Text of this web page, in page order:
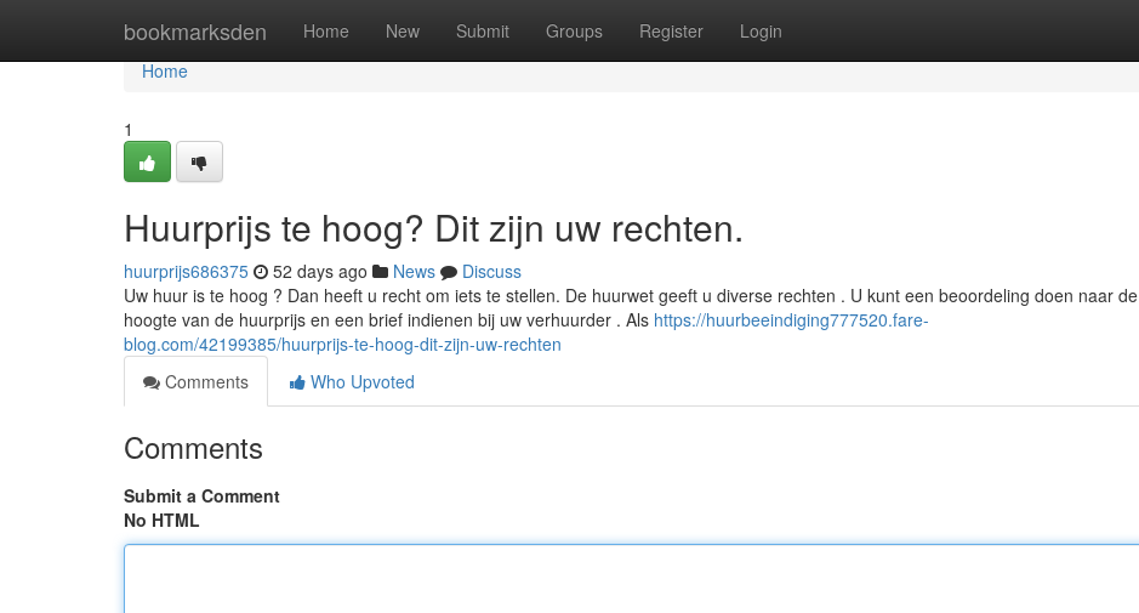
bookmarksden Home New Submit Groups Register Login
Home
Home
1
Huurprijs te hoog? Dit zijn uw rechten.
huurprijs686375 52 days ago News
Discuss
Uw huur is te hoog ? Dan heeft u recht om iets te stellen. De huurwet geeft u diverse rechten . U kunt een beoordeling doen naar de
hoogte van de huurprijs en een brief indienen bij uw verhuurder . Als https://huurbeeindiging777520.fare-
blog.com/42199385/huurprijs-te-hoog-dit-zijn-uw-rechten
Comments
Who Upvoted
Comments
Submit a Comment
No HTML